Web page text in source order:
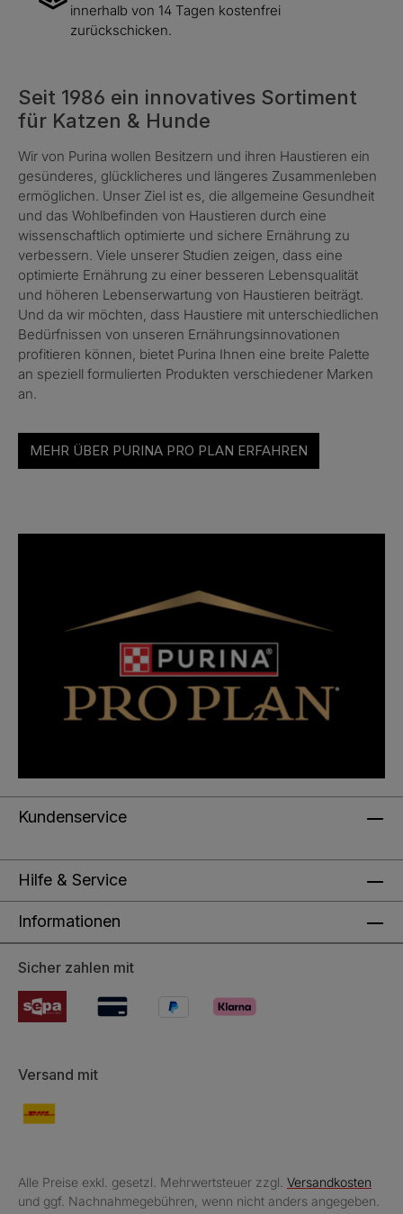
innerhalb von 14 Tagen kostenfrei
zurückschicken.
Seit 1986 ein innovatives Sortiment
für Katzen & Hunde
Wir von Purina wollen Besitzern und ihren Haustieren ein
gesünderes, glücklicheres und längeres Zusammenleben
ermöglichen. Unser Ziel ist es, die allgemeine Gesundheit
und das Wohlbefinden von Haustieren durch eine
wissenschaftlich optimierte und sichere Ernährung zu
verbessern. Viele unserer Studien zeigen, dass eine
optimierte Ernährung zu einer besseren Lebensqualität
und höheren Lebenserwartung von Haustieren beiträgt.
Und da wir möchten, dass Haustiere mit unterschiedlichen
Bedürfnissen von unseren Ernährungsinnovationen
profitieren können, bietet Purina Ihnen eine breite Palette
an speziell formulierten Produkten verschiedener Marken
an.
MEHR ÜBER PURINA PRO PLAN ERFAHREN
Kundenservice
Hilfe & Service
Informationen
Alle Preise exkl. gesetzl. Mehrwertsteuer zzgl. Versandkosten
und ggf. Nachnahmegebühren, wenn nicht anders angegeben.
Sicher zahlen mit
Versand mit